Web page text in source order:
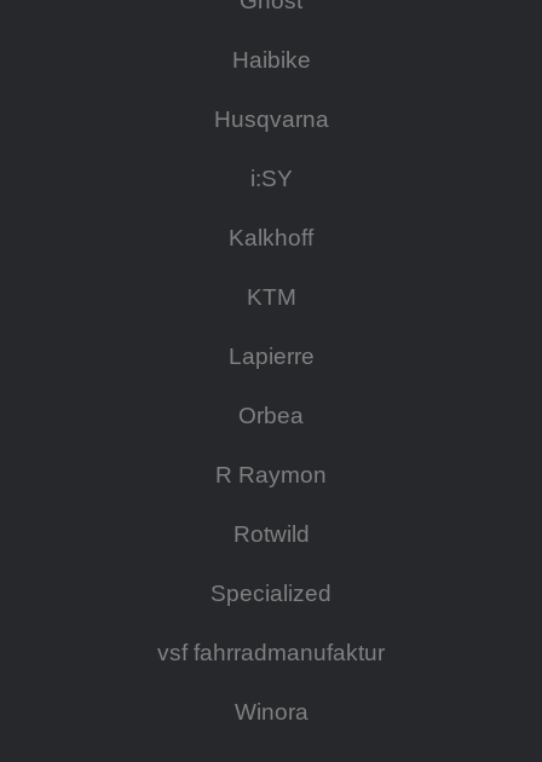
Haibike
Husqvarna
i:SY
Kalkhoff
KTM
Lapierre
Orbea
R Raymon
Rotwild
Specialized
vsf fahrradmanufaktur
Winora